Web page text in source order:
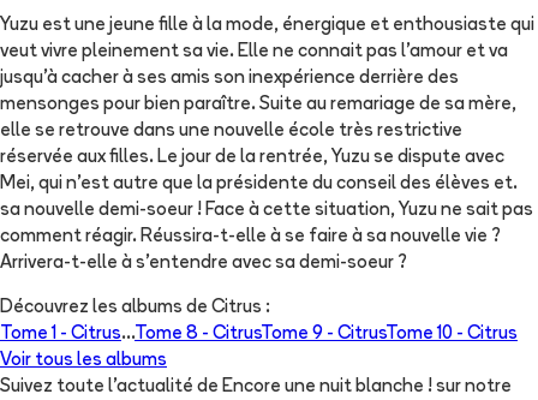
Yuzu est une jeune fille à la mode, énergique et enthousiaste qui
veut vivre pleinement sa vie. Elle ne connait pas l'amour et va
jusqu'à cacher à ses amis son inexpérience derrière des
mensonges pour bien paraître. Suite au remariage de sa mère,
elle se retrouve dans une nouvelle école très restrictive
réservée aux filles. Le jour de la rentrée, Yuzu se dispute avec
Mei, qui n'est autre que la présidente du conseil des élèves et.
sa nouvelle demi-soeur ! Face à cette situation, Yuzu ne sait pas
comment réagir. Réussira-t-elle à se faire à sa nouvelle vie ?
Arrivera-t-elle à s'entendre avec sa demi-soeur ?
Découvrez les albums de Citrus :
Tome 1 - Citrus...Tome 8 - CitrusTome 9 - CitrusTome 10 - Citrus
Voir tous les albums
Suivez toute l'actualité de Encore une nuit blanche ! sur notre